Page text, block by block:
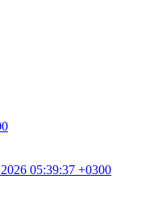
05:39:37 +0300